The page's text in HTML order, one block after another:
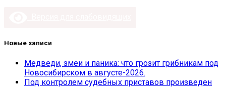
Новые записи
Медведи, змеи и паника: что грозит грибникам под
Новосибирском в августе-2026.
Под контролем судебных приставов произведен